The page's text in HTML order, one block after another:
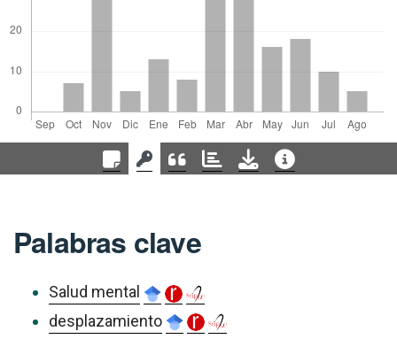
Palabras clave
Salud mental
desplazamiento